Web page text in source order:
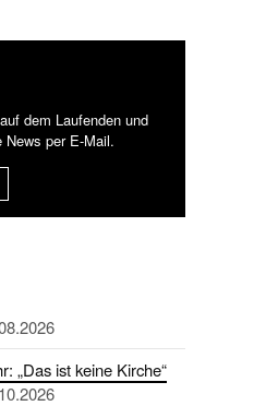
dem Laufenden und
News per E-Mail.
„Das ist keine Kirche“